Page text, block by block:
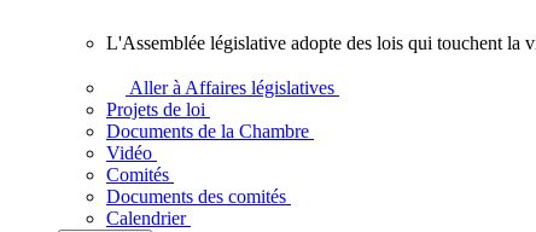
l'Ontario.
législative
adopte
touchent
L'Assemblée législative adopte des lois qui touchent la
Aller à Affaires législatives
Projets de loi
Documents de la Chambre
Vidéo
Comités
Documents des comités
Calendrier